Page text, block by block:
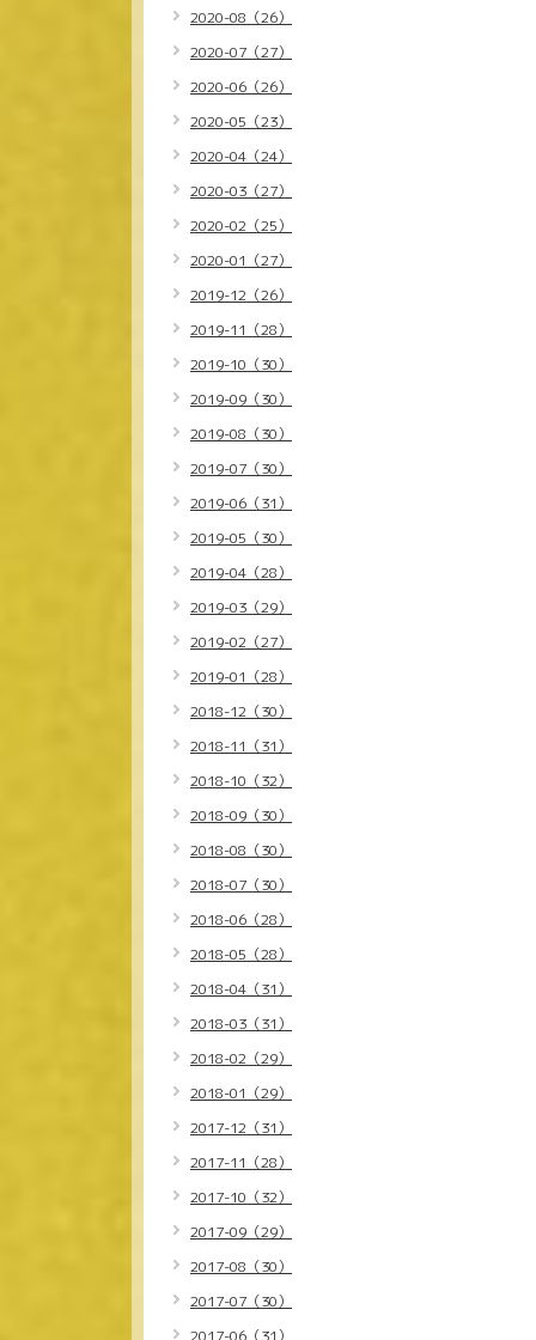
2020-08（26）
2020-07（27）
2020-06（26）
2020-05（23）
2020-04（24）
2020-03（27）
2020-02（25）
2020-01（27）
2019-12（26）
2019-11（28）
2019-10（30）
2019-09（30）
2019-08（30）
2019-07（30）
2019-06（31）
2019-05（30）
2019-04（28）
2019-03（29）
2019-02（27）
2019-01（28）
2018-12（30）
2018-11（31）
2018-10（32）
2018-09（30）
2018-08（30）
2018-07（30）
2018-06（28）
2018-05（28）
2018-04（31）
2018-03（31）
2018-02（29）
2018-01（29）
2017-12（31）
2017-11（28）
2017-10（32）
2017-09（29）
2017-08（30）
2017-07（30）
2017-06（31）